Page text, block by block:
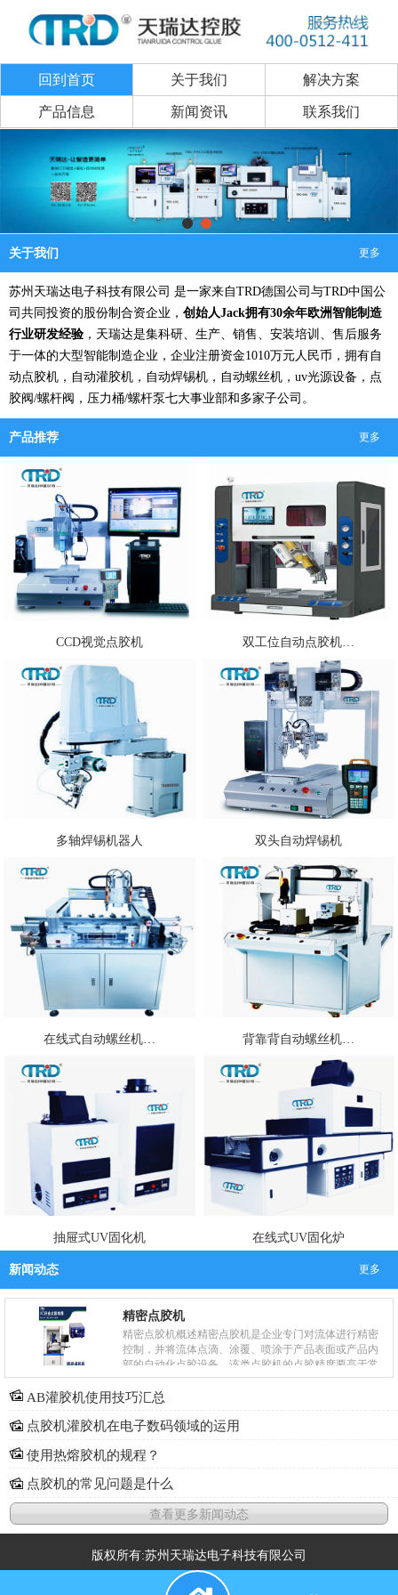
回到首页 关于我们 解决方案
产品信息 新闻资讯 联系我们
关于我们 更多
苏州天瑞达电子科技有限公司 是一家来自TRD德国公司与TRD中国公
司共同 投资的股份制合资企业， 创始人Jack拥有30余年欧洲智能制造
行业研发经验 ，天瑞达是集科研、生产、销售、安装培训、售后服务
于一体的大型智能制造企业，企业注册资金1010万元人民币，拥有自
动点胶机，自动灌胶机，自动焊锡机，自动螺丝机，uv光源设备，点
胶阀/螺杆阀，压力桶/螺杆泵七大事业部和多家子公司。
产品推荐 更多
CCD视觉点胶机 双工位自动点胶机…
多轴焊锡机器人 双头自动焊锡机
在线式自动螺丝机… 背靠背自动螺丝机…
抽屉式UV固化机 在线式UV固化炉
新闻动态 更多
精密点胶机
精密点胶机概述精密点胶机是企业专门对流体进行精密
控制，并将流体点滴、涂覆、喷涂于产品表面或产品内
部的自动化点胶设备，该类点胶机的点胶精度要高于常
规的点胶机器。精密点胶机主要被企业用于产品工艺
中....AB灌胶机使用技巧汇总
点胶机灌胶机在电子数码领域的运用
使用热熔胶机的规程？
点胶机的常见问题是什么
查看更多新闻动态
版权所有:苏州天瑞达电子科技有限公司